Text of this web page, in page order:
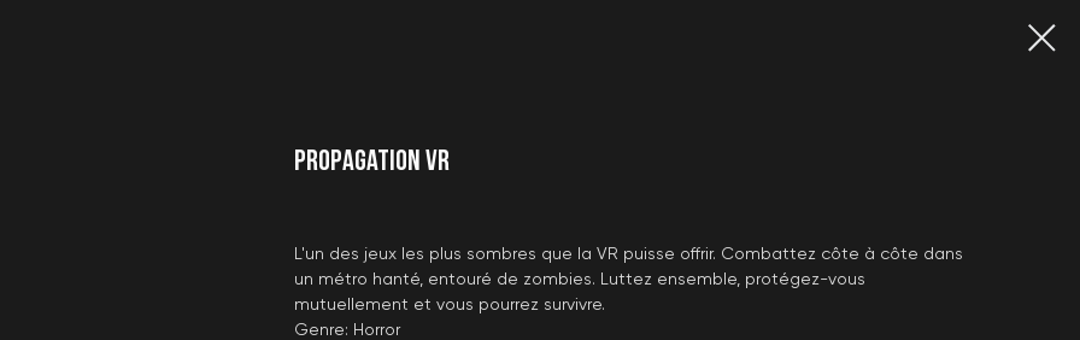
Propagation VR
L'un des jeux les plus sombres que la VR puisse offrir. Combattez côte à côte dans
un métro hanté, entouré de zombies. Luttez ensemble, protégez-vous
mutuellement et vous pourrez survivre.
Genre: Horror